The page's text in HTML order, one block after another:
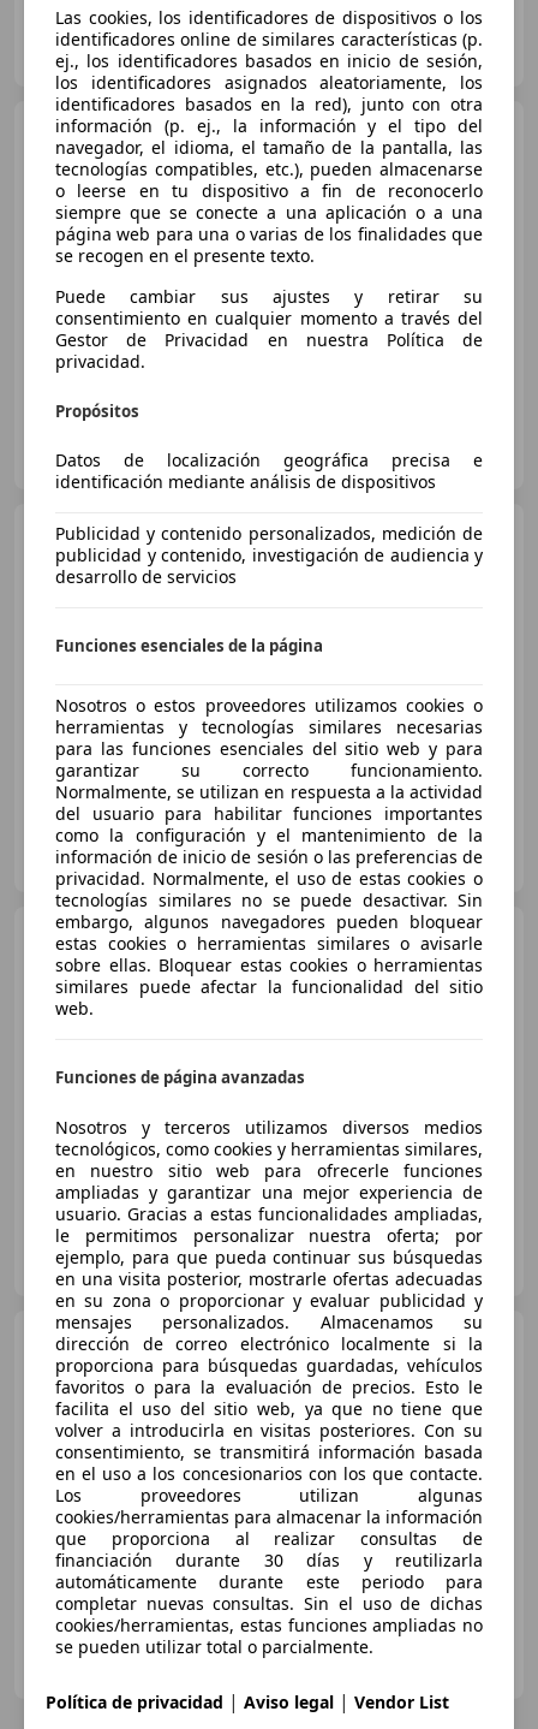
FLEXICAR ASTURIAS.
ES-33010 OVIEDO
Volvo XC40 1.5 T2 Core Pro
€ 17.990
04/2022 103.383 km Gasolina 95 kW (129 CV)
ES-33010 OVIEDO
Volvo XC40 2.0 D3
€ 17.990
03/2019 129.490 km Diésel 110 kW (150 CV)
FLEXICAR ASTURIAS.
ES-33010 OVIEDO
Volvo XC401.5 T3 Auto
Buen
11/2020 95.182 km Gasolina 120 kW (163 CV)
FLEXICAR ASTURIAS.
ES-33010 OVIEDO
Volvo XC40T2 Momentum
Pro
€ 20.990
Buenprecio
01/2021 35.532 km Gasolina 95 kW (129 CV)
FLEXICAR ASTURIAS.
Las cookies, los identificadores de dispositivos o los
identificadores online de similares características (p.
ej., los identificadores basados en inicio de sesión,
los identificadores asignados aleatoriamente, los
identificadores basados en la red), junto con otra
información (p. ej., la información y el tipo del
navegador, el idioma, el tamaño de la pantalla, las
tecnologías compatibles, etc.), pueden almacenarse
o leerse en tu dispositivo a fin de reconocerlo
siempre que se conecte a una aplicación o a una
página web para una o varias de los finalidades que
se recogen en el presente texto.
Puede cambiar sus ajustes y retirar su
consentimiento en cualquier momento a través del
Gestor de Privacidad en nuestra Política de
privacidad.
Propósitos
Datos de localización geográfica precisa e
identificación mediante análisis de dispositivos
Publicidad y contenido personalizados, medición de
publicidad y contenido, investigación de audiencia y
desarrollo de servicios
Funciones esenciales de la página
Nosotros o estos proveedores utilizamos cookies o
herramientas y tecnologías similares necesarias
para las funciones esenciales del sitio web y para
garantizar su correcto funcionamiento.
Normalmente, se utilizan en respuesta a la actividad
del usuario para habilitar funciones importantes
como la configuración y el mantenimiento de la
información de inicio de sesión o las preferencias de
privacidad. Normalmente, el uso de estas cookies o
tecnologías similares no se puede desactivar. Sin
embargo, algunos navegadores pueden bloquear
estas cookies o herramientas similares o avisarle
sobre ellas. Bloquear estas cookies o herramientas
similares puede afectar la funcionalidad del sitio
web.
Funciones de página avanzadas
Nosotros y terceros utilizamos diversos medios
tecnológicos, como cookies y herramientas similares,
en nuestro sitio web para ofrecerle funciones
ampliadas y garantizar una mejor experiencia de
usuario. Gracias a estas funcionalidades ampliadas,
le permitimos personalizar nuestra oferta; por
ejemplo, para que pueda continuar sus búsquedas
en una visita posterior, mostrarle ofertas adecuadas
en su zona o proporcionar y evaluar publicidad y
mensajes personalizados. Almacenamos su
dirección de correo electrónico localmente si la
proporciona para búsquedas guardadas, vehículos
favoritos o para la evaluación de precios. Esto le
facilita el uso del sitio web, ya que no tiene que
volver a introducirla en visitas posteriores. Con su
consentimiento, se transmitirá información basada
en el uso a los concesionarios con los que contacte.
Los proveedores utilizan algunas
cookies/herramientas para almacenar la información
que proporciona al realizar consultas de
financiación durante 30 días y reutilizarla
automáticamente durante este periodo para
completar nuevas consultas. Sin el uso de dichas
cookies/herramientas, estas funciones ampliadas no
se pueden utilizar total o parcialmente.
Política de privacidad | Aviso legal | Vendor List